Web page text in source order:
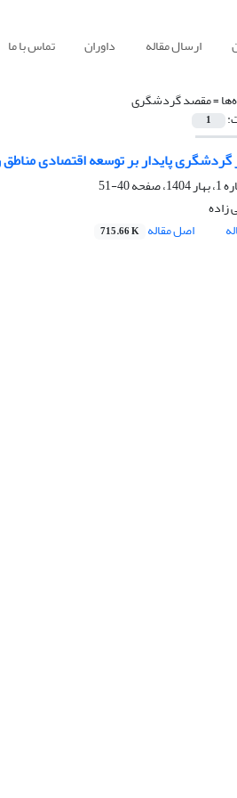
ارسال مقاله داوران تماس با ما
=مقصد گردشگری
1
گردشگری پایدار بر توسعه اقتصادی
40-51
زاده
اصل مقاله 715.66 K